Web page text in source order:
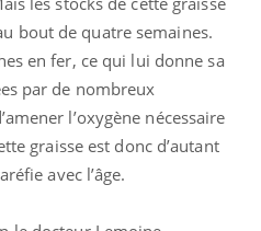
bout de quatre semaines.
en fer, ce qui lui donne sa
par de nombreux
l’oxygène nécessaire
graisse est donc d’autant
avec l’âge.